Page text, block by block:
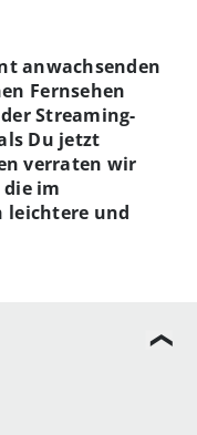
anwachsenden
Fernsehen
Streaming-
Du jetzt
verraten wir
im
leichtere und